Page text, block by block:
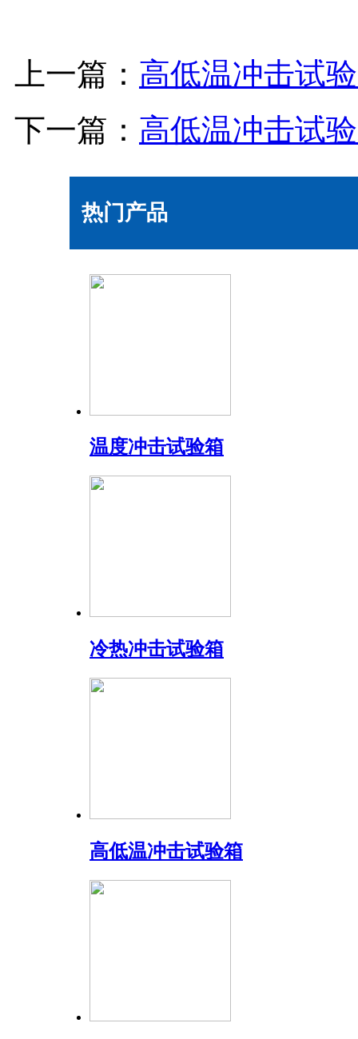
上一篇： 高低温冲击试
下一篇： 高低温冲击试
热门产品
温度冲击试验箱
冷热冲击试验箱
高低温冲击试验箱